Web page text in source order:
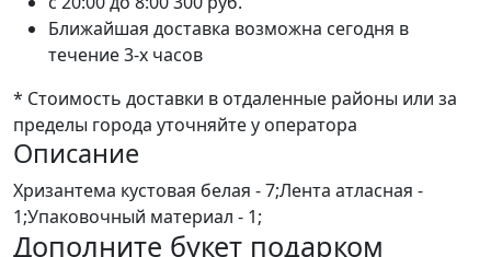
Ближайшая доставка возможна сегодня в
течение 3-х часов
* Стоимость доставки в отдаленные районы или за
пределы города уточняйте у оператора
Описание
Хризантема кустовая белая - 7;Лента атласная -
1;Упаковочный материал - 1;
Дополните букет подарком